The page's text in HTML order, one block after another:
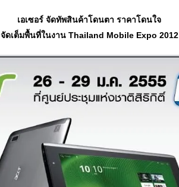
เอเซอร์ จัดทัพสินค้าโดนตา ราคาโดนใจ
จัดเต็มพื้นที่ในงาน Thailand Mobile Expo 2012